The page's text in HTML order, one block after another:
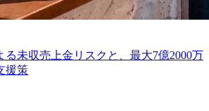
る未収売上金リスクと、最大7億2000万
援策